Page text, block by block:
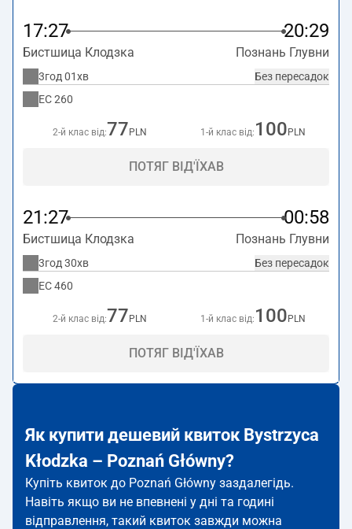
17:27 20:29
Бистшица Клодзка Познань Глувни
Без пересадок
3год 01хв
EC260
2-й клас від:77 PLN 1-й клас від: 100 PLN
ПОТЯГ ВІД'ЇХАВ
21:27 00:58
Бистшица Клодзка Познань Глувни
Без пересадок
3год 30хв
EC460
2-й клас від:77 PLN 1-й клас від: 100 PLN
ПОТЯГ ВІД'ЇХАВ
Як купити дешевий квиток Bystrzyca
Kłodzka – Poznań Główny?
Купіть квиток до Poznań Główny заздалегідь.
Навіть якщо ви не впевнені у дні та годині
відправлення, такий квиток завжди можна